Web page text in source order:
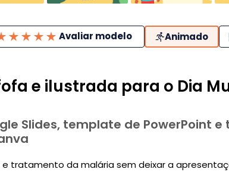
Avaliar modelo Animado
e ilustrada para o Dia
Slides, template de PowerPoint
tratamento da malária sem deixar a